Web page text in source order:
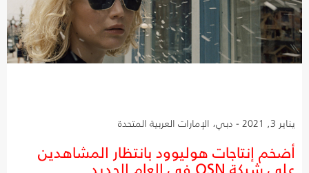
يناير 3, 2021 - دبي، الإمارات العربية المتحدة
أضخم إنتاجات هوليوود بانتظار المشاهدين